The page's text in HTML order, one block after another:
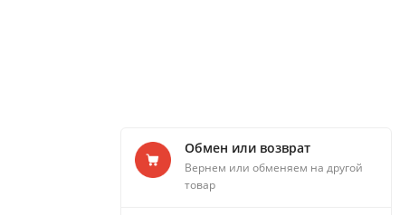
Обмен или возврат
Вернем или обменяем на другой
товар